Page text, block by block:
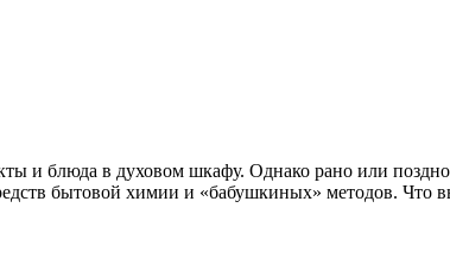
и блюда в духовом шкафу. Однако рано или
бытовой химии и «бабушкиных» методов. Что